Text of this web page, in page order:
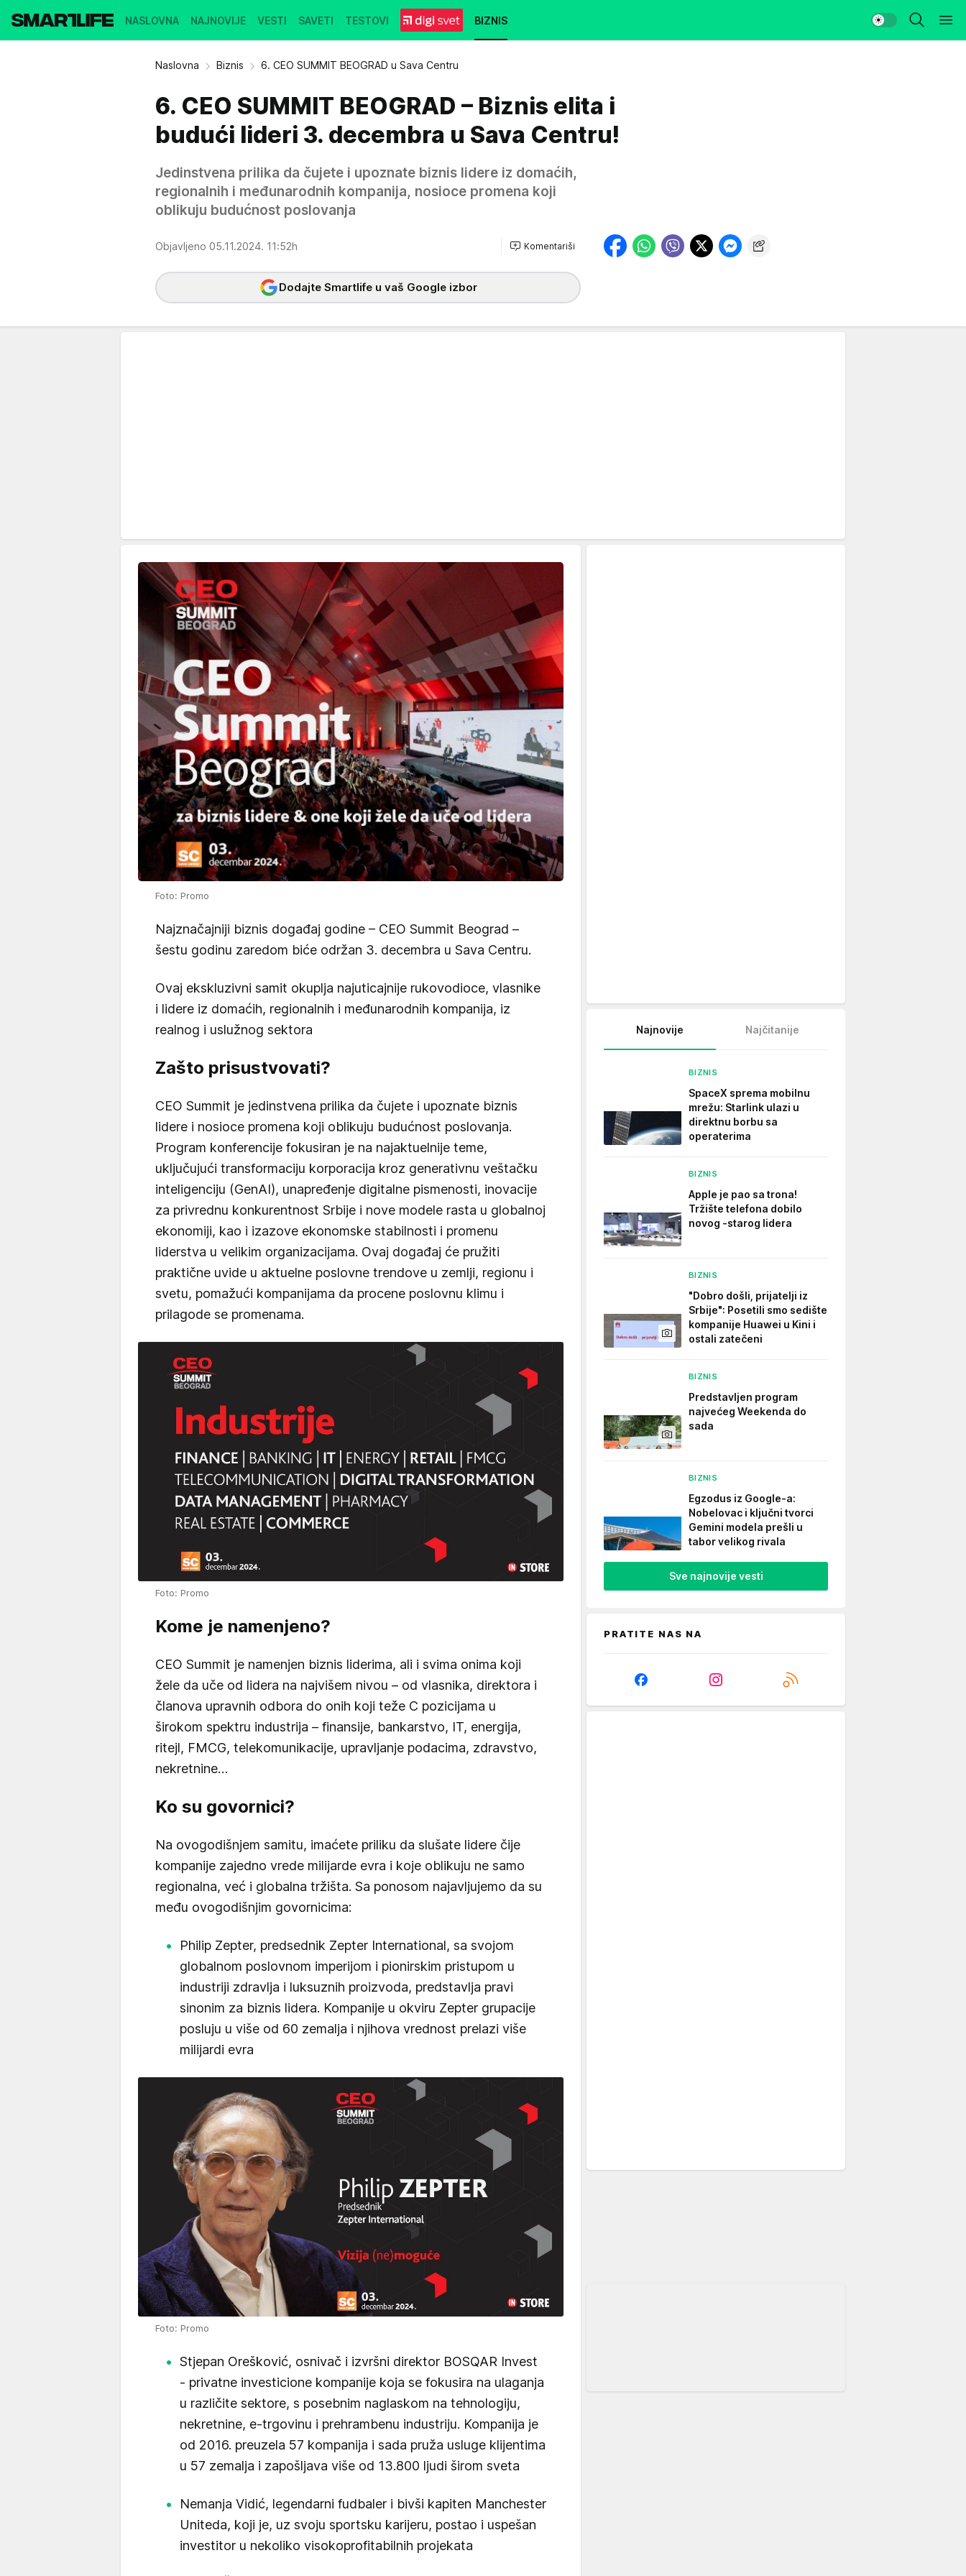
NASLOVNA NAJNOVIJE VESTI SAVETI TESTOVI BIZNIS
Naslovna Biznis 6. CEO SUMMIT BEOGRAD u Sava Centru
6. CEO SUMMIT BEOGRAD – Biznis elita i
budući lideri 3. decembra u Sava Centru!
Jedinstvena prilika da čujete i upoznate biznis lidere iz domaćih,
regionalnih i međunarodnih kompanija, nosioce promena koji
oblikuju budućnost poslovanja
Objavljeno 05.11.2024. 11:52h Komentariši
Dodajte Smartlife u vaš Google izbor
Foto: Promo
Najznačajniji biznis događaj godine – CEO Summit Beograd –
šestu godinu zaredom biće održan 3. decembra u Sava Centru.
Ovaj ekskluzivni samit okuplja najuticajnije rukovodioce, vlasnike
i lidere iz domaćih, regionalnih i međunarodnih kompanija, iz
realnog i uslužnog sektora
Zašto prisustvovati?
CEO Summit je jedinstvena prilika da čujete i upoznate biznis
lidere i nosioce promena koji oblikuju budućnost poslovanja.
Program konferencije fokusiran je na najaktuelnije teme,
uključujući transformaciju korporacija kroz generativnu veštačku
inteligenciju (GenAI), unapređenje digitalne pismenosti, inovacije
za privrednu konkurentnost Srbije i nove modele rasta u globalnoj
ekonomiji, kao i izazove ekonomske stabilnosti i promenu
liderstva u velikim organizacijama. Ovaj događaj će pružiti
praktične uvide u aktuelne poslovne trendove u zemlji, regionu i
svetu, pomažući kompanijama da procene poslovnu klimu i
prilagode se promenama.
Foto: Promo
Kome je namenjeno?
CEO Summit je namenjen biznis liderima, ali i svima onima koji
žele da uče od lidera na najvišem nivou – od vlasnika, direktora i
članova upravnih odbora do onih koji teže C pozicijama u
širokom spektru industrija – finansije, bankarstvo, IT, energija,
ritejl, FMCG, telekomunikacije, upravljanje podacima, zdravstvo,
nekretnine…
Ko su govornici?
Na ovogodišnjem samitu, imaćete priliku da slušate lidere čije
kompanije zajedno vrede milijarde evra i koje oblikuju ne samo
regionalna, već i globalna tržišta. Sa ponosom najavljujemo da su
među ovogodišnjim govornicima:
Philip Zepter, predsednik Zepter International, sa svojom
globalnom poslovnom imperijom i pionirskim pristupom u
industriji zdravlja i luksuznih proizvoda, predstavlja pravi
sinonim za biznis lidera. Kompanije u okviru Zepter grupacije
posluju u više od 60 zemalja i njihova vrednost prelazi više
milijardi evra
Foto: Promo
Stjepan Orešković, osnivač i izvršni direktor BOSQAR Invest
- privatne investicione kompanije koja se fokusira na ulaganja
u različite sektore, s posebnim naglaskom na tehnologiju,
nekretnine, e-trgovinu i prehrambenu industriju. Kompanija je
od 2016. preuzela 57 kompanija i sada pruža usluge klijentima
u 57 zemalja i zapošljava više od 13.800 ljudi širom sveta
Nemanja Vidić, legendarni fudbaler i bivši kapiten Manchester
Uniteda, koji je, uz svoju sportsku karijeru, postao i uspešan
investitor u nekoliko visokoprofitabilnih projekata
Najnovije Najčitanije
BIZNIS
SpaceX sprema mobilnu
mrežu: Starlink ulazi u
direktnu borbu sa
operaterima
BIZNIS
Apple je pao sa trona!
Tržište telefona dobilo
novog -starog lidera
BIZNIS
"Dobro došli, prijatelji iz
Srbije": Posetili smo sedište
kompanije Huawei u Kini i
ostali zatečeni
BIZNIS
Predstavljen program
najvećeg Weekenda do
sada
BIZNIS
Egzodus iz Google-a:
Nobelovac i ključni tvorci
Gemini modela prešli u
tabor velikog rivala
Sve najnovije vesti
PRATITE NAS NA